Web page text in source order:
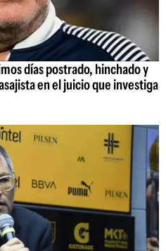
días postrado, hinchado y
en el juicio que investiga